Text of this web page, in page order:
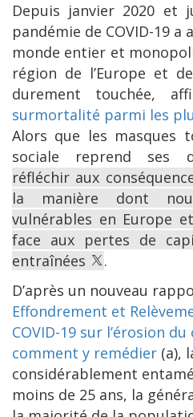
Depuis janvier 2020 et
pandémie de COVID-19 a
monde entier et
région de l’Europe et
durement touchée,
surmortalité parmi les
Alors que les masques
sociale reprend ses
réfléchir aux
la manière dont
vulnérables en Europe
face aux pertes de
entraînées
.
D’après un nouveau
Effondrement et
COVID-19 sur l’érosion
comment y remédier (a),
considérablement
moins de 25 ans, la